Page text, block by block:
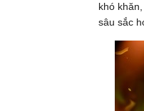
khó
sâu sắc